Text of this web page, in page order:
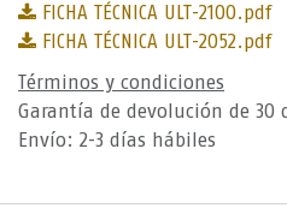
FICHA TÉCNICA ULT-2100.pdf
FICHA TÉCNICA ULT-2052.pdf
Términos y condiciones
Garantía de devolución de 30
Envío: 2-3 días hábiles